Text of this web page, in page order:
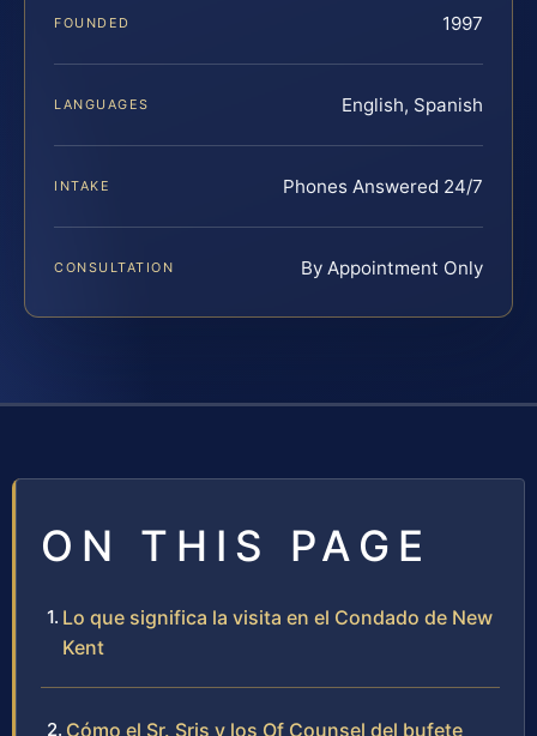
FOUNDED 1997
LANGUAGES English, Spanish
INTAKE Phones Answered 24/7
CONSULTATION By Appointment Only
ON THIS PAGE
Lo que significa la visita en el Condado de New
Kent
Cómo el Sr. Sris y los Of Counsel del bufete